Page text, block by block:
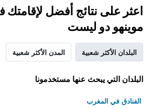
اعثر على نتائج أفضل
موينهو دو ليست
البلدان الأكثر شعبية المدن الأكثر شعبية
البلدان التي يبحث عنها مستخدمونا
الفنادق في المغرب